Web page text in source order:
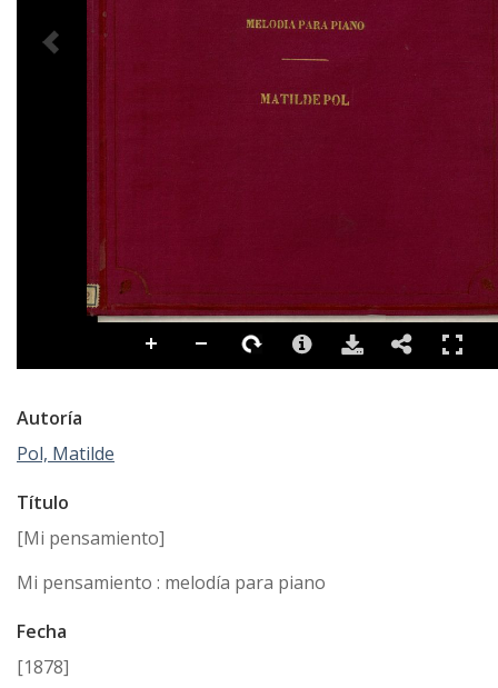
PREVIOUS IMAGE
Autoría
Pol, Matilde
Título
[Mi pensamiento]
Mi pensamiento : melodía para piano
Fecha
[1878]